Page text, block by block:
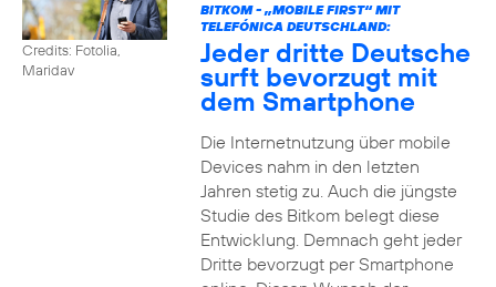
Credits: Fotolia,
Maridav
BITKOM - „MOBILE FIRST“ MIT
TELEFÓNICA DEUTSCHLAND:
Jeder dritte Deutsche
surft bevorzugt mit
dem Smartphone
Die Internetnutzung über mobile
Devices nahm in den letzten
Jahren stetig zu. Auch die jüngste
Studie des Bitkom belegt diese
Entwicklung. Demnach geht jeder
Dritte bevorzugt per Smartphone